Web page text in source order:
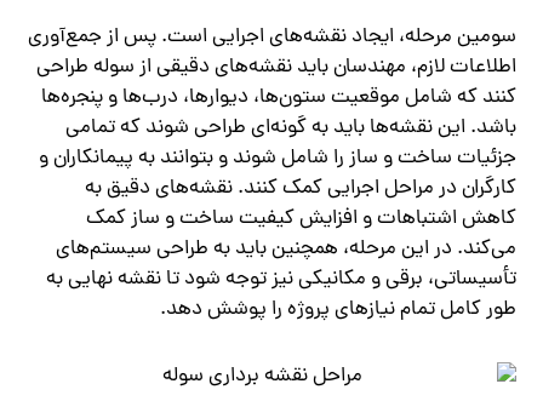
سومین مرحله، ایجاد نقشه‌های اجرایی است. پس از جمع‌آوری
اطلاعات لازم، مهندسان باید نقشه‌های دقیقی از سوله طراحی
کنند که شامل موقعیت ستون‌ها، دیوارها، درب‌ها و پنجره‌ها
باشد. این نقشه‌ها باید به گونه‌ای طراحی شوند که تمامی
جزئیات ساخت و ساز را شامل شوند و بتوانند به پیمانکاران و
کارگران در مراحل اجرایی کمک کنند. نقشه‌های دقیق به
کاهش اشتباهات و افزایش کیفیت ساخت و ساز کمک
می‌کند. در این مرحله، همچنین باید به طراحی سیستم‌های
تأسیساتی، برقی و مکانیکی نیز توجه شود تا نقشه نهایی به
طور کامل تمام نیازهای پروژه را پوشش دهد.